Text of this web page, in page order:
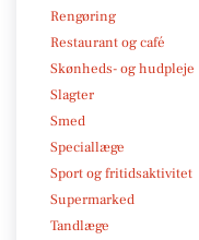
Rengøring
Restaurant og café
Skønheds- og hudpleje
Slagter
Smed
Speciallæge
Sport og fritidsaktivitet
Supermarked
Tandlæge